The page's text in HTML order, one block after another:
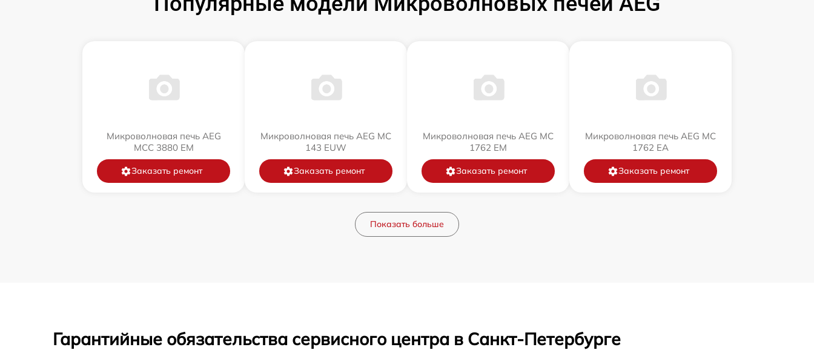
Микроволновая печь AEG
MCC 3880 EM
Заказать ремонт
Микроволновая печь AEG MC
143 EUW
Заказать ремонт
Микроволновая печь AEG MC
1762 EM
Заказать ремонт
Микроволновая печь AEG MC
1762 EA
Заказать ремонт
Показать больше
Гарантийные обязательства сервисного центра в Санкт-Петербурге